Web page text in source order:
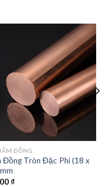
ĐỒNG
Đồng Tròn Đặc Phi (18 x
₫